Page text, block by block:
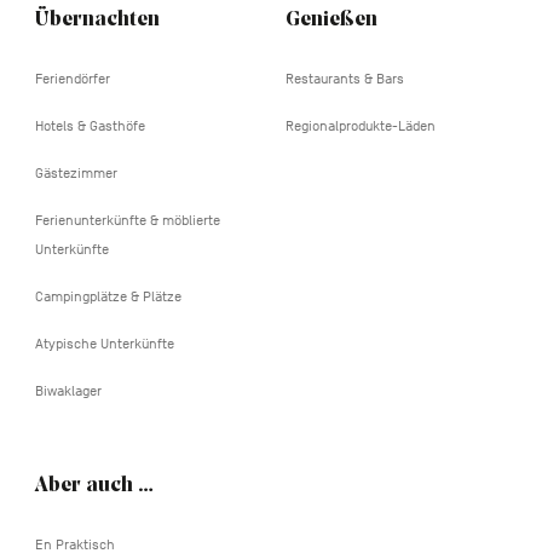
Übernachten
Feriendörfer
Hotels & Gasthöfe
Gästezimmer
Ferienunterkünfte & möblierte
Unterkünfte
Campingplätze & Plätze
Atypische Unterkünfte
Biwaklager
Genießen
Restaurants & Bars
Regionalprodukte-Läden
Aber auch …
En Praktisch